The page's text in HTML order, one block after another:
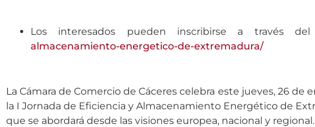
Los interesados pueden inscribirse a través
almacenamiento-energetico-de-extremadura/
La Cámara de Comercio de Cáceres celebra este jueves, 26 de
la I Jornada de Eficiencia y Almacenamiento Energético de
que se abordará desde las visiones europea, nacional y regional.